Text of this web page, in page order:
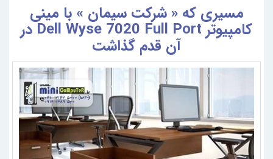
مسیری که « شرکت سیمان » با مینی
کامپیوتر Dell Wyse 7020 Full Port در
آن قدم گذاشت